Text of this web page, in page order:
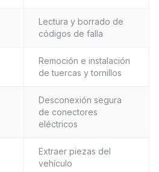
Lectura y borrado de
códigos de falla
Remoción e instalación
de tuercas y tornillos
Desconexión segura
de conectores
eléctricos
Extraer piezas del
vehículo